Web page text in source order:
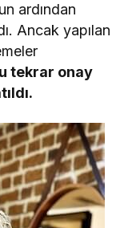
ardından
Ancak yapılan
tekrar onay